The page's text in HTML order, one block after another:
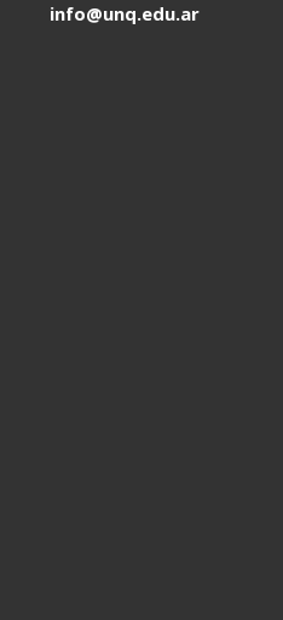
info@unq.edu.ar